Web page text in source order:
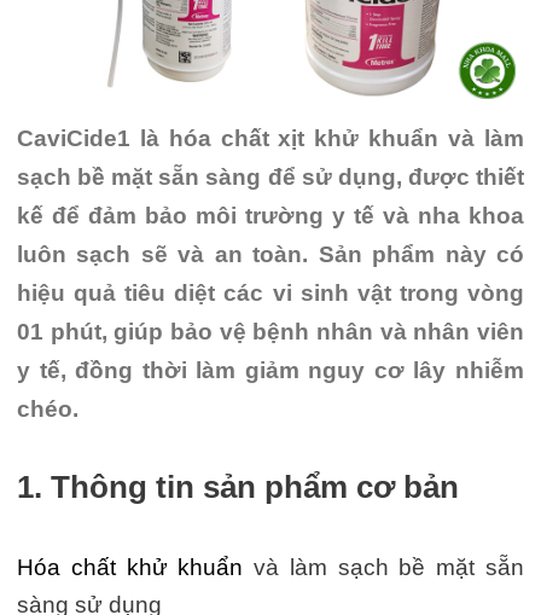
CaviCide1 là hóa chất xịt khử khuẩn và làm
sạch bề mặt sẵn sàng để sử dụng, được thiết
kế để đảm bảo môi trường y tế và nha khoa
luôn sạch sẽ và an toàn. Sản phẩm này có
hiệu quả tiêu diệt các vi sinh vật trong vòng
01 phút, giúp bảo vệ bệnh nhân và nhân viên
y tế, đồng thời làm giảm nguy cơ lây nhiễm
chéo.
1. Thông tin sản phẩm cơ bản
Hóa chất khử khuẩn và làm sạch bề mặt sẵn
sàng sử dụng